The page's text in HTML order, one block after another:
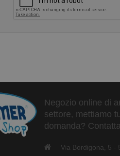
per scarpe: Può
poliestere, 85% Tyvek
poliestere
Negozio online di
settore, mettiamo
domanda?
Via Bordigona, 5 -